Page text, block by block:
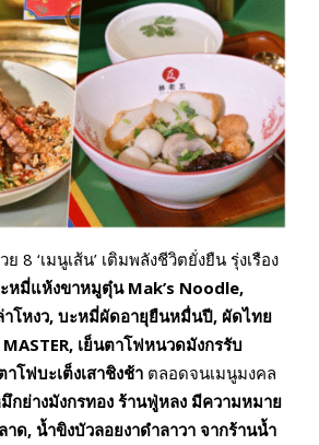
8 ‘เมนูเส้น’ เติมพลังชีวิตยั่งยืน รุ่งเรือง
หมี่แห้งขาหมูตุ๋น Mak’s Noodle,
โหงว, บะหมี่ผัดอายุยืนหมื่นปี, ผัดไทย
เย็นตาโฟหนวดมังกรรับ
โฟบะเต็งเสาชิงช้า ตลอดจนเมนูมงคล
กย่างมังกรทอง ร้านฟู่หลง มีความหมาย
าด, น้ำขิงบัวลอยงาดำลาวา จากร้านน้ำ